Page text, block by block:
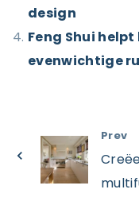
design
Feng Shui
evenwichtige
Prev